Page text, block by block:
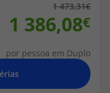
1 473,31
1 386,08
por pessoa em Duplo